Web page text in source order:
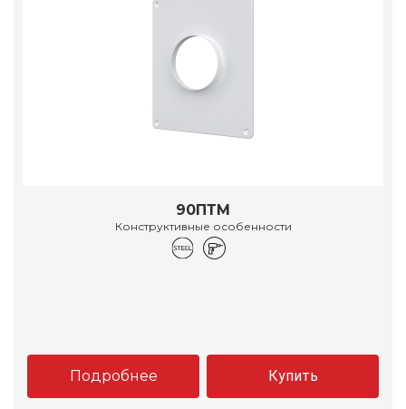
90ПТМ
Конструктивные особенности
Подробнее Купить